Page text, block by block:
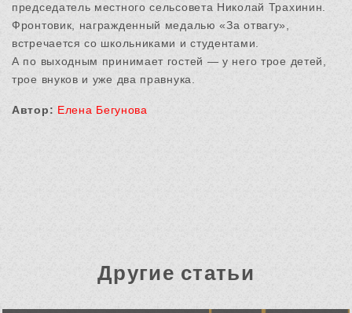
председатель местного сельсовета Николай Трахинин.
Фронтовик, награжденный медалью «За отвагу»,
встречается со школьниками и студентами.
А по выходным принимает гостей — у него трое детей,
трое внуков и уже два правнука.
Автор: Елена Бегунова
Другие статьи